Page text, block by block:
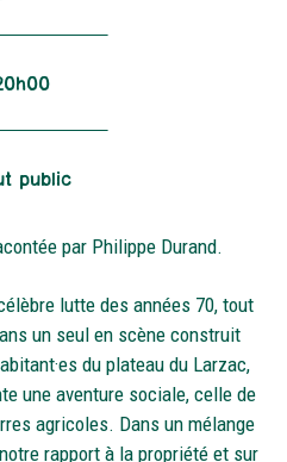
public
par Philippe Durand.
lutte des années 70, tout
un seul en scène construit
du plateau du Larzac,
une aventure sociale, celle de
agricoles. Dans un mélange
rapport à la propriété et sur